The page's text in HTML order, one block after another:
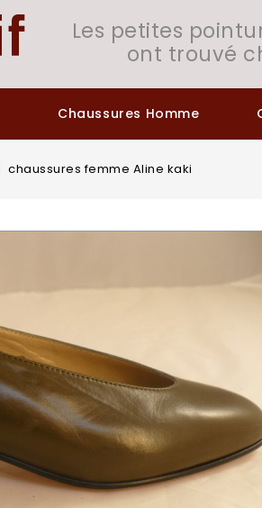
Les petites
ont trouvé
Chaussures Homme
chaussures femme Aline kaki